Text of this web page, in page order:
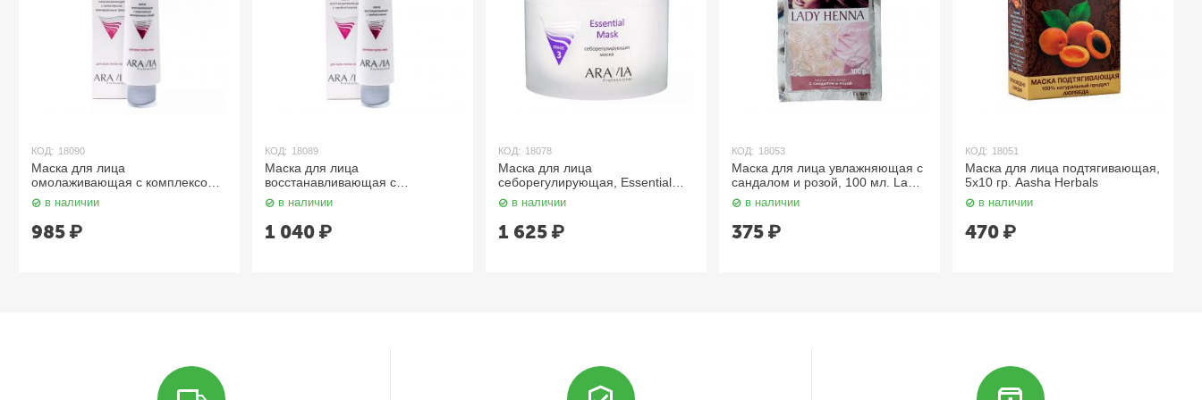
КОД: 18090
Маска для лица
омолаживающая с комплексом
минеральных грязей, Anti-Aging
Mud Mask, 100 мл. Aravia
в наличии
985 ₽
КОД: 18089
Маска для лица
восстанавливающая с
пребиотиками, Pre-Bio Mask 100
мл. Aravia
в наличии
1 040 ₽
КОД: 18078
Маска для лица
себорегулирующая, Essential
Mask 300 мл. Aravia
в наличии
1 625 ₽
КОД: 18053
Маска для лица увлажняющая с
сандалом и розой, 100 мл. Lady
Henna
в наличии
375 ₽
КОД: 18051
Маска для лица подтягивающая,
5х10 гр. Aasha Herbals
в наличии
470 ₽